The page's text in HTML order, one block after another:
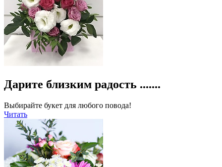
Дарите близким радость .......
Выбирайте букет для любого повода!
Читать